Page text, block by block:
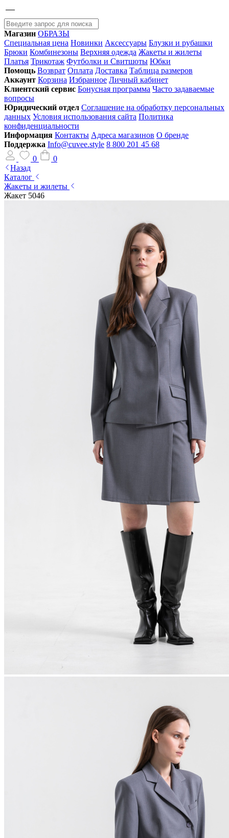
Магазин ОБРАЗЫ
Специальная цена Новинки Аксессуары Блузки и рубашки
Брюки Комбинезоны Верхняя одежда Жакеты и жилеты
Платья Трикотаж Футболки и Свитшоты Юбки
Помощь Возврат Оплата Доставка Таблица размеров
Аккаунт Корзина Избранное Личный кабинет
Клиентский сервис Бонусная программа Часто задаваемые
вопросы
Юридический отдел Соглашение на обработку персональных
данных Условия использования сайта Политика
конфиденциальности
Информация Контакты Адреса магазинов О бренде
Поддержка Info@cuvee.style 8 800 201 45 68
0
0
Назад
Каталог
Жакеты и жилеты
Жакет 5046